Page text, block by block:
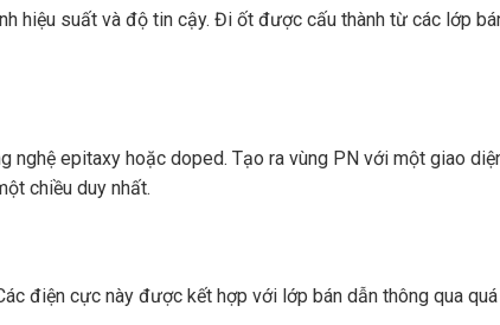
hiệu suất và độ tin cậy. Đi ốt được cấu thành từ các lớp
epitaxy hoặc doped. Tạo ra vùng PN với một giao
chiều duy nhất.
điện cực này được kết hợp với lớp bán dẫn thông qua